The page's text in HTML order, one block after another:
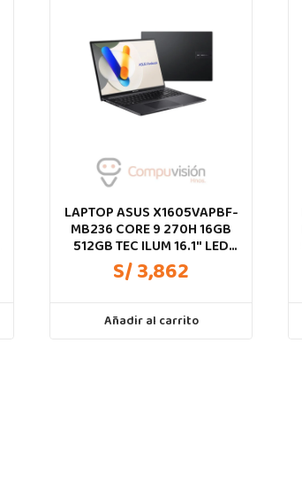
LAPTOP ASUS X1605VAPBF-
MB236 CORE 9 270H 16GB
512GB TEC ILUM 16.1″ LED
1920*1200
S/ 3,862
Añadir al carrito